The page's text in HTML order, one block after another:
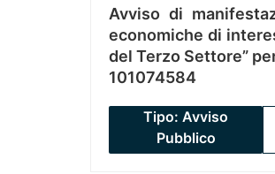
Avviso di
economiche di
del Terzo Settore”
101074584
Tipo: Avviso
Pubblico